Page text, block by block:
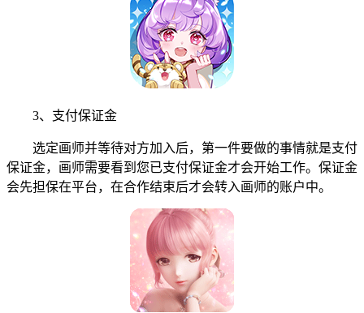
3、支付保证金
选定画师并等待对方加入后，第一件要做的事情就是支付
保证金，画师需要看到您已支付保证金才会开始工作。保证金
会先担保在平台，在合作结束后才会转入画师的账户中。